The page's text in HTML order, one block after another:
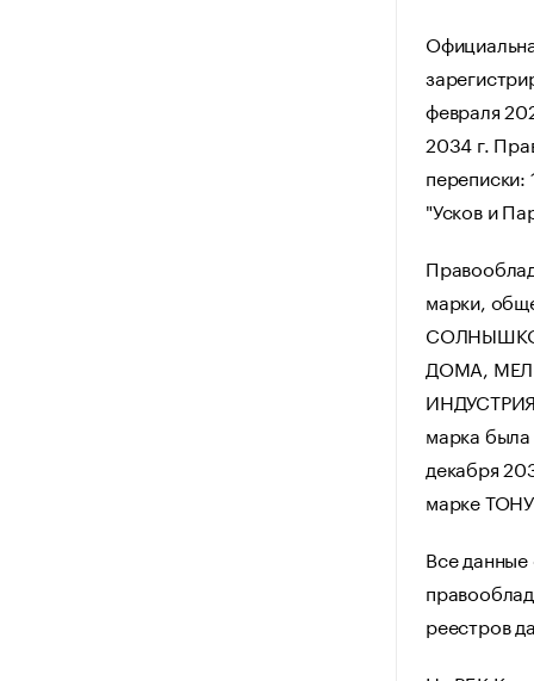
февраля
2034 г.
"Усков и
марки,
ДОМА,
марка была
декабря
марке
Все
реестров